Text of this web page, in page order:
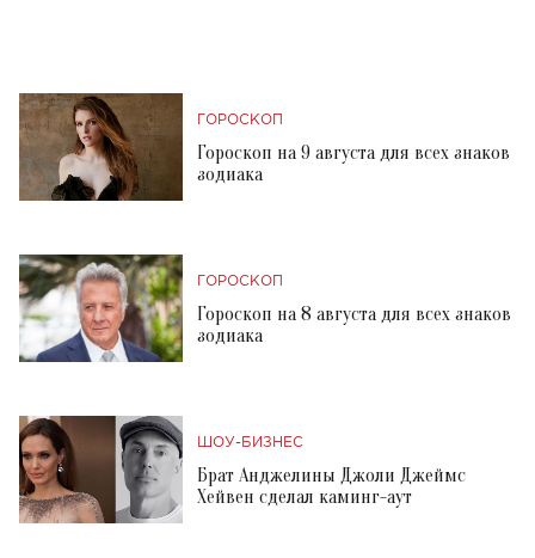
ГОРОСКОП
Гороскоп на 9 августа для всех знаков
зодиака
ГОРОСКОП
Гороскоп на 8 августа для всех знаков
зодиака
ШОУ-БИЗНЕС
Брат Анджелины Джоли Джеймс
Хейвен сделал каминг-аут